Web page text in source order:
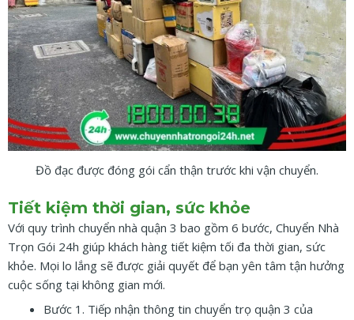
Đồ đạc được đóng gói cẩn thận trước khi vận chuyển.
Tiết kiệm thời gian, sức khỏe
Với quy trình chuyển nhà quận 3 bao gồm 6 bước, Chuyển Nhà
Trọn Gói 24h giúp khách hàng tiết kiệm tối đa thời gian, sức
khỏe. Mọi lo lắng sẽ được giải quyết để bạn yên tâm tận hưởng
cuộc sống tại không gian mới.
Bước 1. Tiếp nhận thông tin chuyển trọ quận 3 của